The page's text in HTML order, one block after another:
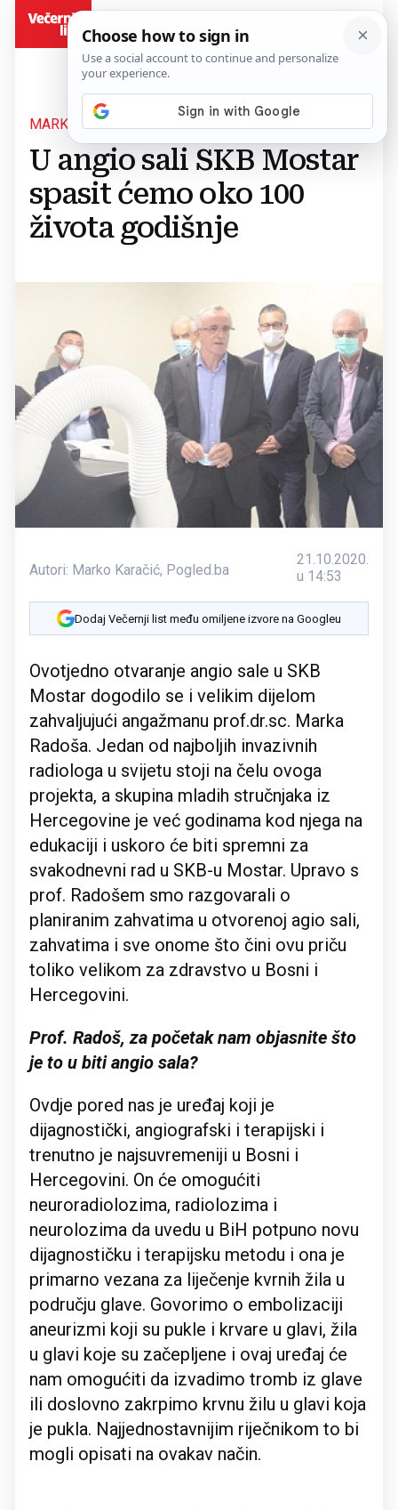
MARKO RADOŠ:
U angio sali SKB Mostar
spasit ćemo oko 100
života godišnje
Autori: Marko Karačić, Pogled.ba
21.10.2020.
u 14:53
Dodaj Večernji list među omiljene izvore na Googleu
Ovotjedno otvaranje angio sale u SKB
Mostar dogodilo se i velikim dijelom
zahvaljujući angažmanu prof.dr.sc. Marka
Radoša. Jedan od najboljih invazivnih
radiologa u svijetu stoji na čelu ovoga
projekta, a skupina mladih stručnjaka iz
Hercegovine je već godinama kod njega na
edukaciji i uskoro će biti spremni za
svakodnevni rad u SKB-u Mostar. Upravo s
prof. Radošem smo razgovarali o
planiranim zahvatima u otvorenoj agio sali,
zahvatima i sve onome što čini ovu priču
toliko velikom za zdravstvo u Bosni i
Hercegovini.
Prof. Radoš, za početak nam objasnite što
je to u biti angio sala?
Ovdje pored nas je uređaj koji je
dijagnostički, angiografski i terapijski i
trenutno je najsuvremeniji u Bosni i
Hercegovini. On će omogućiti
neuroradiolozima, radiolozima i
neurolozima da uvedu u BiH potpuno novu
dijagnostičku i terapijsku metodu i ona je
primarno vezana za liječenje kvrnih žila u
području glave. Govorimo o embolizaciji
aneurizmi koji su pukle i krvare u glavi, žila
u glavi koje su začepljene i ovaj uređaj će
nam omogućiti da izvadimo tromb iz glave
ili doslovno zakrpimo krvnu žilu u glavi koja
je pukla. Najjednostavnijim riječnikom to bi
mogli opisati na ovakav način.